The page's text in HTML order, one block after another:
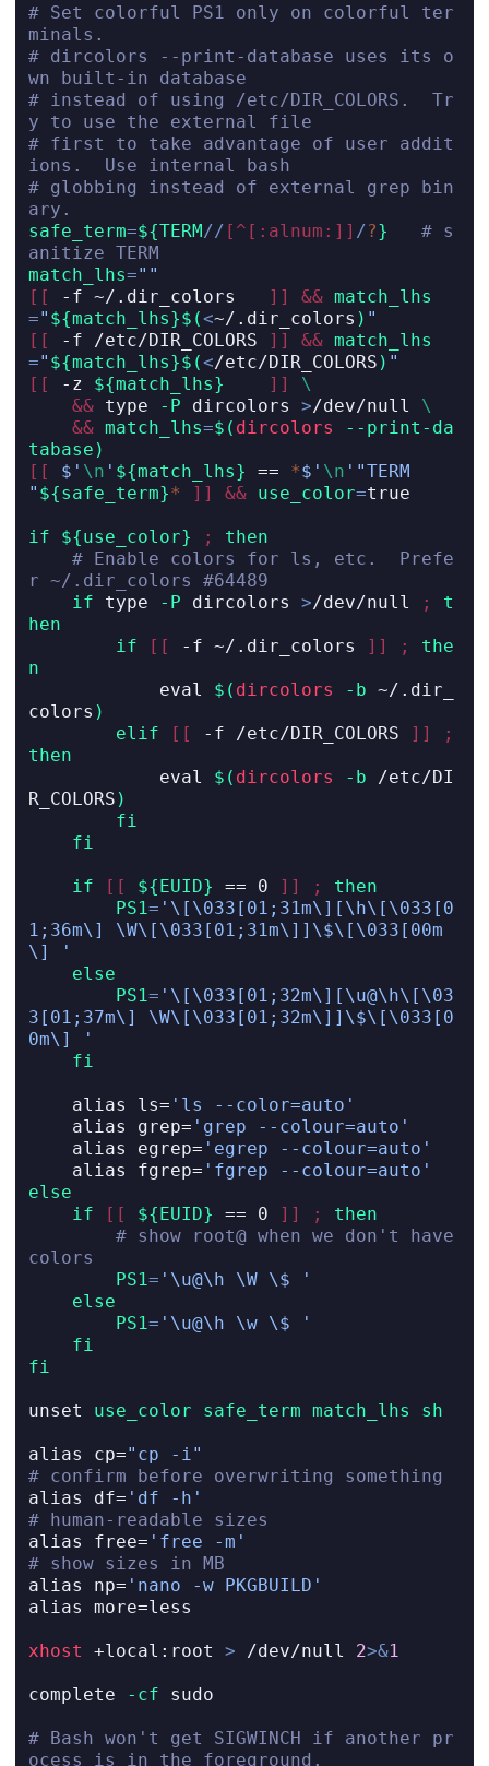
# Set colorful PS1 only on colorful ter
minals.
# dircolors --print-database uses its o
wn built-in database
# instead of using /etc/DIR_COLORS.  Tr
y to use the external file
# first to take advantage of user addit
ions.  Use internal bash
# globbing instead of external grep bin
ary.
safe_term=${TERM// [^[:alnum:]] /?}
# s
anitize TERM
match_lhs=""
[[
-f ~/.dir_colors ]] && match_lhs
=" ${match_lhs}$(<~/.dir_colors ) "
[[
-f /etc/DIR_COLORS ]] && match_lhs
=" ${match_lhs}$(</etc/DIR_COLORS ) "
[[
-z ${match_lhs} ]]
\
&&
type -P dircolors >/dev/null \
&& match_lhs=$( dircolors
--print-da
tabase )
[[
$' \n ' ${match_lhs} == *$' \n '"TERM
" ${safe_term}* ]] && use_color=true
if ${use_color} ;
then
# Enable colors for ls, etc.  Prefe
r ~/.dir_colors #64489
if
type -P dircolors >/dev/null ;
t
hen
if
[[ -f ~/.dir_colors ]] ;
the
n
eval
$( dircolors -b ~/.dir_
colors )
elif
[[ -f /etc/DIR_COLORS ]]
;
then
eval
$( dircolors -b /etc/DI
R_COLORS )
fi
fi
if [[ ${EUID} == 0 ]] ;
then
PS1= '\[\033[01;31m\][\h\[\033[0
1;36m\] \W\[\033[01;31m\]]\$\[\033[00m
\] '
else
PS1= '\[\033[01;32m\][\u@\h\[\03
3[01;37m\] \W\[\033[01;32m\]]\$\[\033[0
0m\] '
fi
alias ls= 'ls --color=auto'
alias grep= 'grep --colour=auto'
alias egrep= 'egrep --colour=auto'
alias fgrep= 'fgrep --colour=auto'
else
if
[[ ${EUID} == 0 ]] ;
then
# show root@ when we don't have
colors
PS1= '\u@\h \W \$ '
else
PS1= '\u@\h \w \$ '
fi
fi
unset use_color safe_term match_lhs sh
alias cp="cp -i"
# confirm before overwriting something
alias df= 'df -h'
# human-readable sizes
alias free= 'free -m'
# show sizes in MB
alias np= 'nano -w PKGBUILD'
alias more=less
xhost +local:root > /dev/null 2>&1
complete -cf sudo
# Bash won't get SIGWINCH if another pr
ocess is in the foreground.